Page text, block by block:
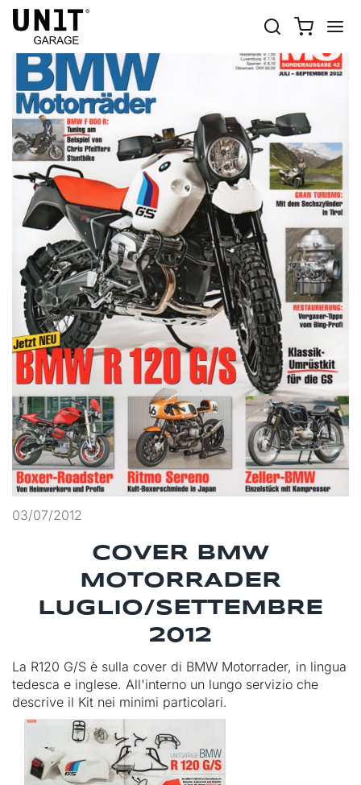
03/07/2012
COVER BMW
MOTORRADER
LUGLIO/SETTEMBRE
2012
La R120 G/S è sulla cover di BMW Motorrader, in lingua
tedesca e inglese. All'interno un lungo servizio che
descrive il Kit nei minimi particolari.